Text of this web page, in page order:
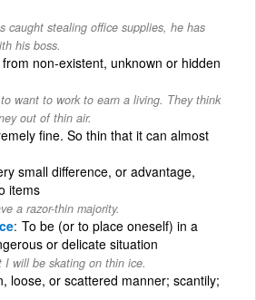
caught stealing office supplies, he has
his boss.
from non-existent, unknown or hidden
want to work to earn a living. They think
out of thin air.
fine. So thin that it can almost
small difference, or advantage,
items
a razor-thin majority.
To be (or to place oneself) in a
or delicate situation
will be skating on thin ice.
loose, or scattered manner; scantily;